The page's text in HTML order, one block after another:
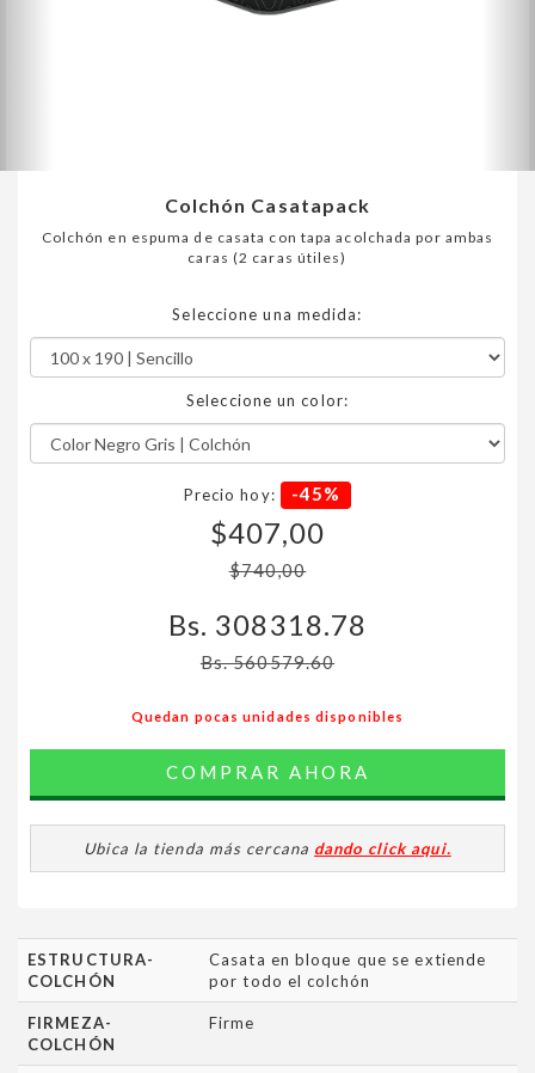
Colchón Casatapack
Colchón en espuma de casata con tapa acolchada por ambas
caras (2 caras útiles)
Seleccione una medida:
Seleccione un color:
Precio hoy: -45%
$407,00
$740,00
Bs. 308318.78
Bs. 560579.60
Quedan pocas unidades disponibles
COMPRAR AHORA
Ubica la tienda más cercana dando click aqui.
ESTRUCTURA-
COLCHÓN
Casata en bloque que se extiende
por todo el colchón
FIRMEZA-
COLCHÓN
Firme